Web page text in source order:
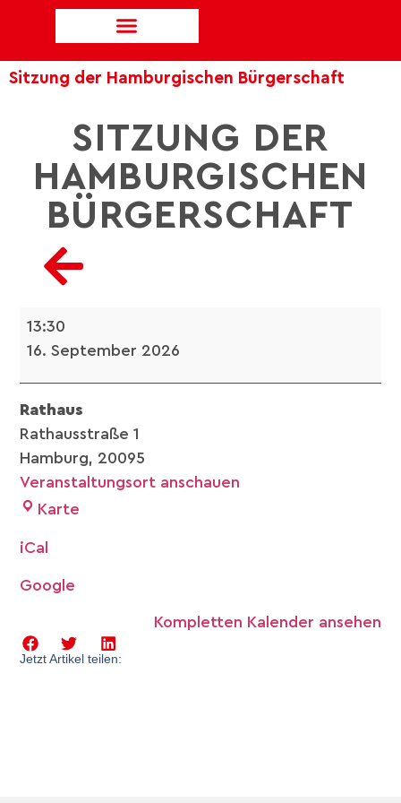
Sitzung der Hamburgischen Bürgerschaft
SITZUNG DER
HAMBURGISCHEN
BÜRGERSCHAFT
13:30
16. September 2026
Rathaus
Rathausstraße 1
Hamburg, 20095
Veranstaltungsort anschauen
Karte
iCal
Google
Kompletten Kalender ansehen
Jetzt Artikel teilen: